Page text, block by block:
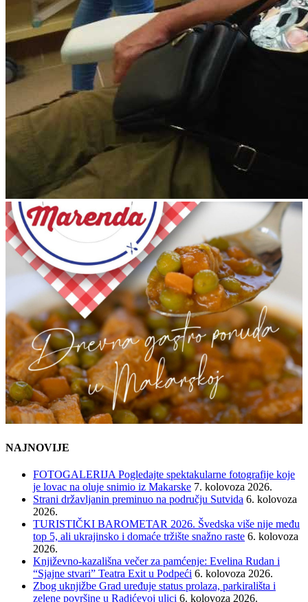
NAJNOVIJE
FOTOGALERIJA Pogledajte spektakularne fotografije koje
je lovac na oluje snimio iz Makarske 7. kolovoza 2026.
Strani državljanin preminuo na području Sutvida 6. kolovoza
2026.
TURISTIČKI BAROMETAR 2026. Švedska više nije među
top 5, ali ukrajinsko i domaće tržište snažno raste 6. kolovoza
2026.
Književno-kazališna večer za pamćenje: Evelina Rudan i
“Sjajne stvari” Teatra Exit u Podpeći 6. kolovoza 2026.
Zbog uknjižbe Grad uređuje status prolaza, parkirališta i
zelene površine u Radićevoj ulici 6. kolovoza 2026.